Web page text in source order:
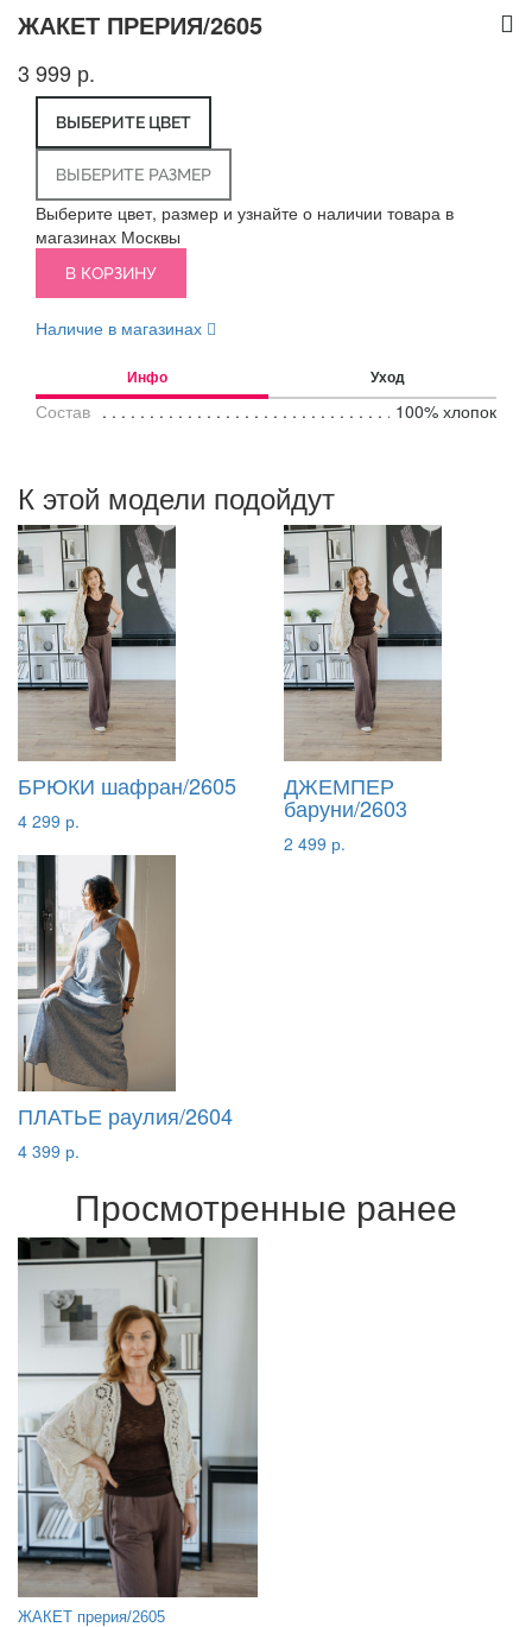
ЖАКЕТ ПРЕРИЯ/2605
3 999 р.
ВЫБЕРИТЕ ЦВЕТ
ВЫБЕРИТЕ РАЗМЕР
Выберите цвет, размер и узнайте о наличии товара в
магазинах Москвы
В КОРЗИНУ
Наличие в магазинах
Инфо Уход
Состав 100% хлопок
К этой модели подойдут
БРЮКИ шафран/2605
4 299 р.
ДЖЕМПЕР
баруни/2603
2 499 р.
ПЛАТЬЕ раулия/2604
4 399 р.
Просмотренные ранее
ЖАКЕТ прерия/2605